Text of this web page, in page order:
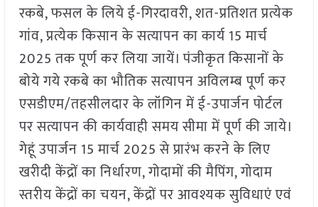
रकबे, फसल के लिये ई-गिरदावरी, शत-प्रतिशत प्रत्येक
गांव, प्रत्येक किसान के सत्यापन का कार्य 15 मार्च
2025 तक पूर्ण कर लिया जायें। पंजीकृत किसानों के
बोये गये रकबे का भौतिक सत्यापन अविलम्ब पूर्ण कर
एसडीएम/तहसीलदार के लॉगिन में ई-उपार्जन पोर्टल
पर सत्यापन की कार्यवाही समय सीमा में पूर्ण की जाये।
गेहूं उपार्जन 15 मार्च 2025 से प्रारंभ करने के लिए
खरीदी केंद्रों का निर्धारण, गोदामों की मैपिंग, गोदाम
स्तरीय केंद्रों का चयन, केंद्रों पर आवश्यक सुविधाएं एवं